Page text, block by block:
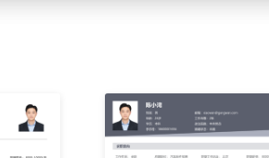
拓并管理区域内的二级经销商及独立修理厂渠
道商XXX家，渠道销售额年增长XXX%。
市场竞品价格动态与公司成本变化，负责制定
动或滞销品设计专项折扣方案，平衡毛利与